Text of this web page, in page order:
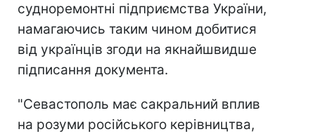
судноремонтні підприємства України,
намагаючись таким чином добитися
від українців згоди на якнайшвидше
підписання документа.
"Севастополь має сакральний вплив
на розуми російського керівництва,